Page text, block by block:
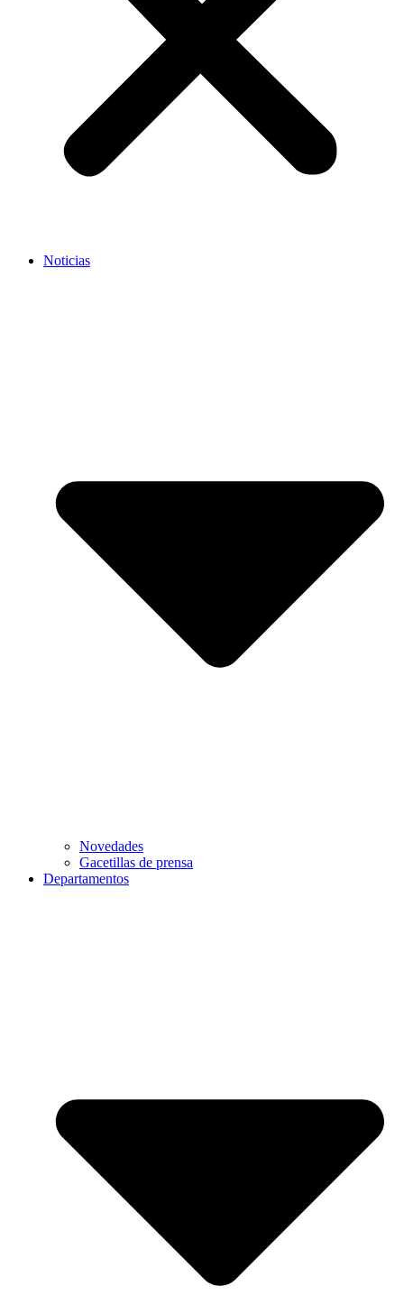
Noticias
Novedades
Gacetillas de prensa
Departamentos